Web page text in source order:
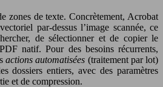
zones de texte. Concrètement, Acrobat
par-dessus l’image scannée, ce
de sélectionner et de copier le
natif. Pour des besoins récurrents,
actions automatisées (traitement par lot)
dossiers entiers, avec des paramètres
et de compression.